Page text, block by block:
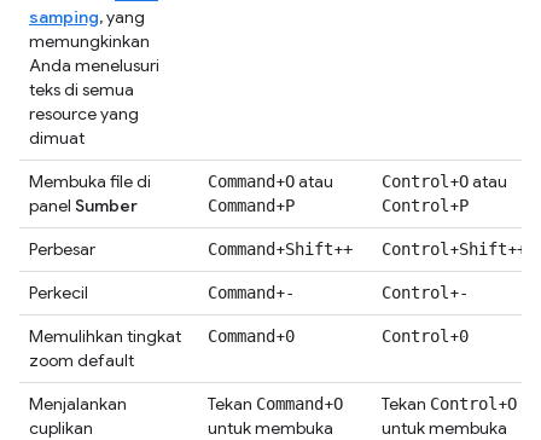
samping, yang
memungkinkan
Anda menelusuri
teks di semua
resource yang
dimuat
Membuka file di
panel Sumber
Command+Oatau
Command+P
Control +Oatau
Control +P
Perbesar Command+Shift++ Control +Shift++
Perkecil Command+- Control +-
Memulihkan tingkat
zoom default
Command+0 Control +0
Menjalankan
cuplikan
Tekan Command+O
untuk membuka
Tekan Control +O
untuk membuka